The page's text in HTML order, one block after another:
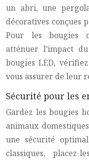
un abri, une
décoratives conçues
Pour les bougies
atténuer l’impact
bougies LED,
vous assurer de leur
Sécurité pour les
Gardez les bougies
animaux
une sécurité
classiques,